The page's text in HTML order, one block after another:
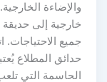
والإضاءة
خارجية إلى
حدائق المطلاع
الحاسمة التي